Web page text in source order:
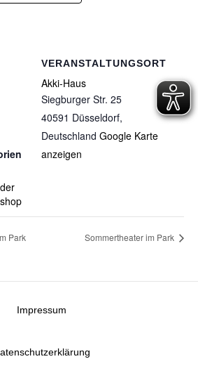
VERANSTALTUNGSORT
Akki-Haus
Siegburger Str. 25
40591 Düsseldorf,
Deutschland Google Karte
anzeigen
Park Sommertheater im Park
Impressum